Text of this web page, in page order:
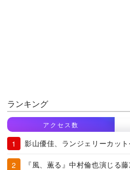
ランキング
アクセス数
影山優佳、ランジェリーカット
『風、薫る』中村倫也演じる